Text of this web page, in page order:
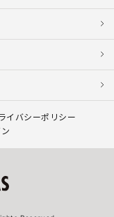
イバシーポリシー